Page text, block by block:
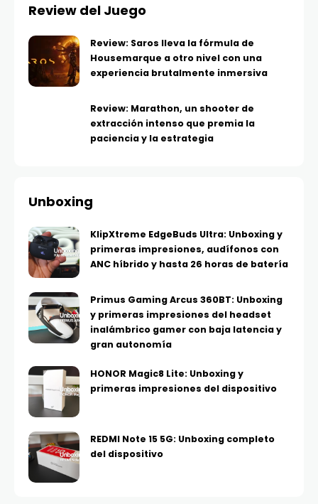
Review del Juego
Review: Saros lleva la fórmula de
Housemarque a otro nivel con una
experiencia brutalmente inmersiva
Review: Marathon, un shooter de
extracción intenso que premia la
paciencia y la estrategia
Unboxing
KlipXtreme EdgeBuds Ultra: Unboxing y
primeras impresiones, audífonos con
ANC híbrido y hasta 26 horas de batería
Primus Gaming Arcus 360BT: Unboxing
y primeras impresiones del headset
inalámbrico gamer con baja latencia y
gran autonomía
HONOR Magic8 Lite: Unboxing y
primeras impresiones del dispositivo
REDMI Note 15 5G: Unboxing completo
del dispositivo